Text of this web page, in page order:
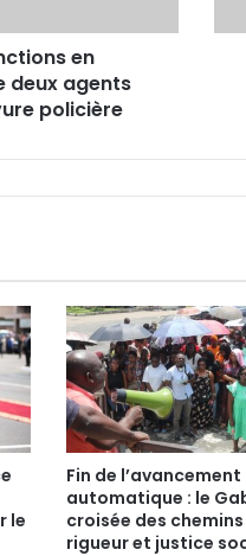
en
deux agents
policière
le
Fin de l’avancement
automatique : le
croisée des
rigueur et justice